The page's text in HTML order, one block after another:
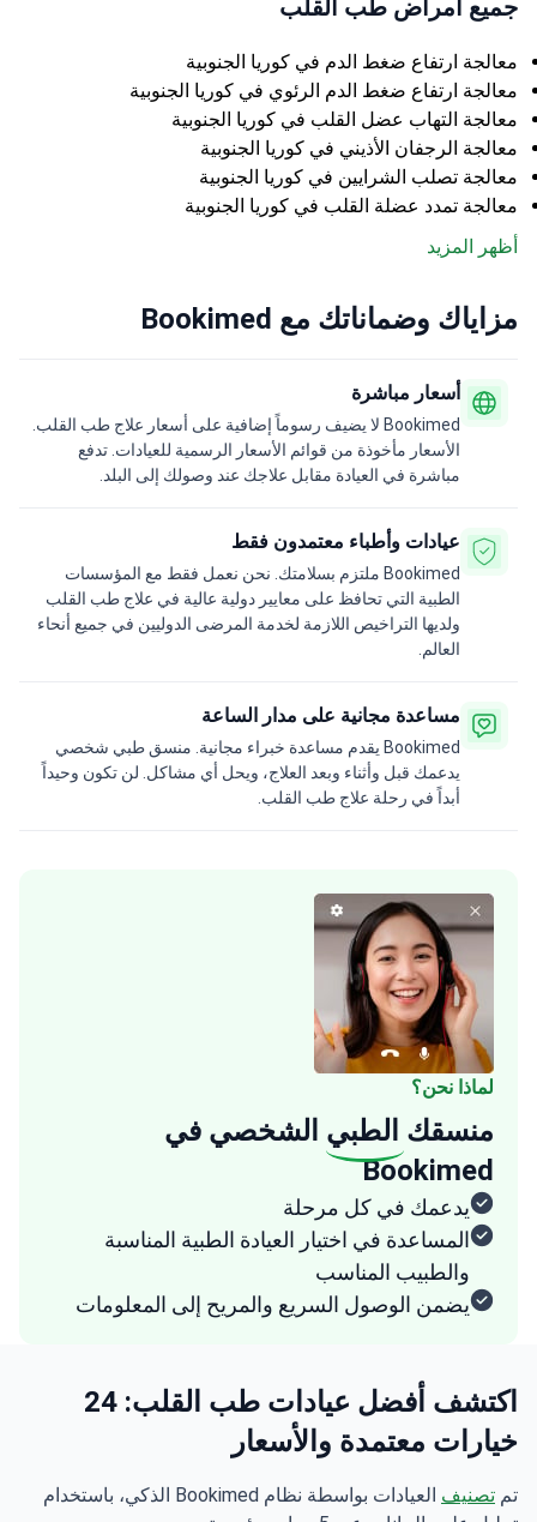
جميع أمراض طب القلب
معالجة ارتفاع ضغط الدم في كوريا الجنوبية
معالجة ارتفاع ضغط الدم الرئوي في كوريا الجنوبية
معالجة التهاب عضل القلب في كوريا الجنوبية
معالجة الرجفان الأذيني في كوريا الجنوبية
معالجة تصلب الشرايين في كوريا الجنوبية
معالجة تمدد عضلة القلب في كوريا الجنوبية
أظهر المزيد
مزاياك وضماناتك مع Bookimed
أسعار مباشرة
Bookimed لا يضيف رسوماً إضافية على أسعار علاج طب القلب.
الأسعار مأخوذة من قوائم الأسعار الرسمية للعيادات. تدفع
مباشرة في العيادة مقابل علاجك عند وصولك إلى البلد.
عيادات وأطباء معتمدون فقط
Bookimed ملتزم بسلامتك. نحن نعمل فقط مع المؤسسات
الطبية التي تحافظ على معايير دولية عالية في علاج طب القلب
ولديها التراخيص اللازمة لخدمة المرضى الدوليين في جميع أنحاء
العالم.
مساعدة مجانية على مدار الساعة
Bookimed يقدم مساعدة خبراء مجانية. منسق طبي شخصي
يدعمك قبل وأثناء وبعد العلاج، ويحل أي مشاكل. لن تكون وحيداً
أبداً في رحلة علاج طب القلب.
لماذا نحن؟
منسقك الطبي الشخصي في
Bookimed
يدعمك في كل مرحلة
المساعدة في اختيار العيادة الطبية المناسبة
والطبيب المناسب
يضمن الوصول السريع والمريح إلى المعلومات
اكتشف أفضل عيادات طب القلب: 24
خيارات معتمدة والأسعار
تم تصنيف
العيادات بواسطة نظام Bookimed الذكي، باستخدام